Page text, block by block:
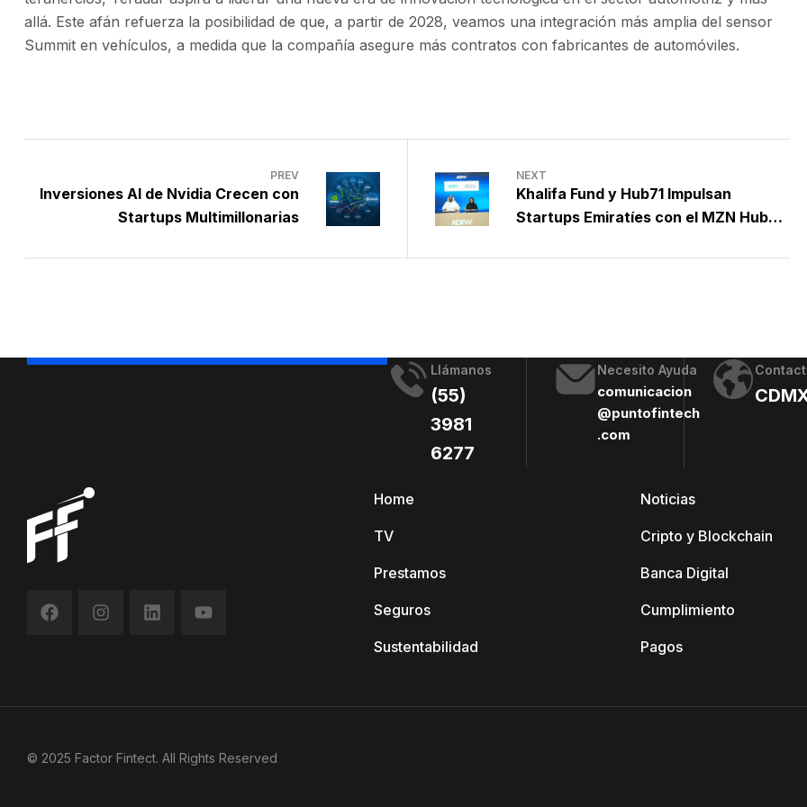
allá. Este afán refuerza la posibilidad de que, a partir de 2028, veamos una integración más amplia del sensor
Summit en vehículos, a medida que la compañía asegure más contratos con fabricantes de automóviles.
PREV
Inversiones AI de Nvidia Crecen con
Startups Multimillonarias
NEXT
Khalifa Fund y Hub71 Impulsan
Startups Emiratíes con el MZN Hub71
Llámanos
(55)
3981
6277
Necesito Ayuda
comunicacion
@puntofintech
.com
Home
TV
Prestamos
Seguros
Sustentabilidad
Noticias
Cripto y Blockchain
Banca Digital
Cumplimiento
Pagos
© 2025 Factor Fintect. All Rights Reserved